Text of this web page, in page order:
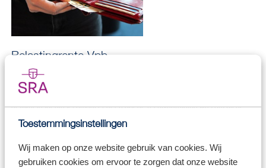
Toestemmingsinstellingen
Wij maken op onze website gebruik van cookies. Wij
gebruiken cookies om ervoor te zorgen dat onze website
Belastingrente Vpb
Op 16 januari 2026 oordeelde de Hoge Raad dat de belastingrente die
vanaf 2022 berekend werd op een aanslag vennootschapsbelasting
(Vpb) te hoog was. Er was strijd met het evenredigheidsbeginsel en het
gelijkheidsbeginsel omdat er geen goede rechtvaardiging was om bij de
Vpb een hogere rente te berekenen dan bij andere belastingen,
waaronder de IB.